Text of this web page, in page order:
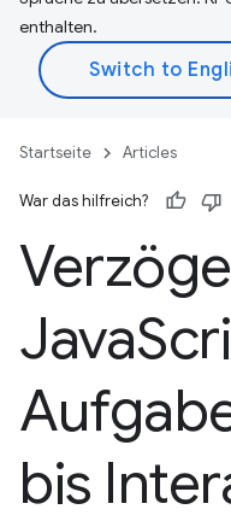
enthalten.
Startseite Articles
War das hilfreich?
Java
bis